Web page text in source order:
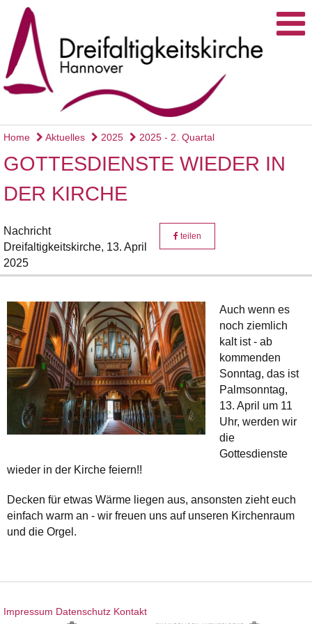
Home Aktuelles 2025 2025 - 2. Quartal
GOTTESDIENSTE WIEDER IN
DER KIRCHE
Nachricht
Dreifaltigkeitskirche, 13. April
2025
teilen
Auch wenn es
noch ziemlich
kalt ist - ab
kommenden
Sonntag, das ist
Palmsonntag,
13. April um 11
Uhr, werden wir
die
Gottesdienste
wieder in der Kirche feiern!!
Decken für etwas Wärme liegen aus, ansonsten zieht euch
einfach warm an - wir freuen uns auf unseren Kirchenraum
und die Orgel.
Impressum Datenschutz Kontakt